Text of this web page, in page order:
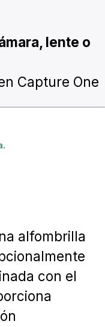
lente o
Capture One
alfombrilla
con el